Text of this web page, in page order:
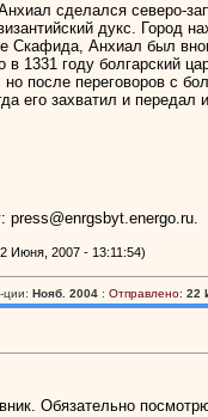
сделался северо-
дукс. Город
Скафида, Анхиал был
в 1331 году болгарский
после переговоров с
его захватил и
Июня, 2007 - 13:11:54)
ции: Нояб. 2004: Отправлено: 22
Обязательно